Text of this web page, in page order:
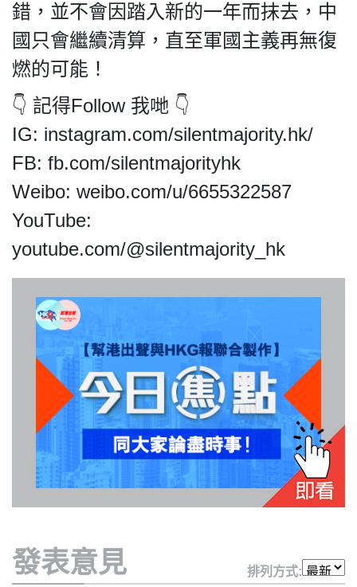
昔日
系列
我們的立場
登記支持
聯絡我們
錯，並不會因踏入新的一年而抹去，中
國只會繼續清算，直至軍國主義再無復
燃的可能！
👇 記得Follow 我哋 👇
IG: instagram.com/silentmajority.hk/
FB: fb.com/silentmajorityhk
Weibo: weibo.com/u/6655322587
YouTube:
youtube.com/@silentmajority_hk
發表意見 排列方式: